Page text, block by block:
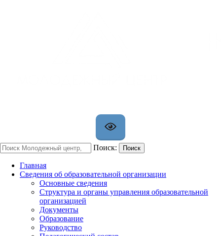
Поиск: Поиск
Главная
Сведения об образовательной организации
Основные сведения
Структура и органы управления образовательной
организацией
Документы
Образование
Руководство